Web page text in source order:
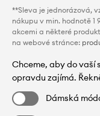
**Sleva je jednorázová,
nákupu v min. hodnotě 1
akcemi a některé
na webové stránce:
Chceme, aby do vaší
opravdu zajímá.
Dámská